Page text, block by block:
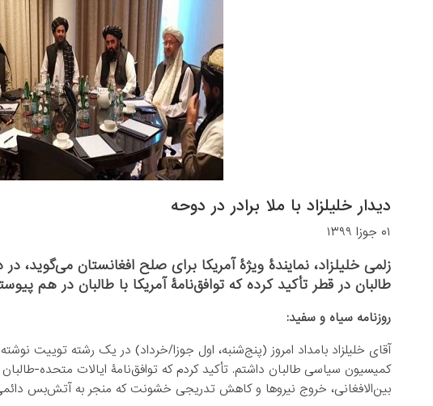
دیدار خلیلزاد با ملا برادر در دوحه
۰۱ جوزا ۱۳۹۹
زلمی خلیلزاد، نمایندۀ ویژۀ آمریکا برای صلح افغانستان می‌گوید،
طالبان در قطر تأکید کرده که توافق‌نامۀ آمریکا با طالبان در هم
روزنامه سیاه و سفید:
آقای خلیلزاد بامداد امروز (پنج‌شنبه، اول جوزا/خرداد) در یک رشته توییت
کمیسیون سیاسی طالبان داشتم. تأکید کردم که توافق‌نامۀ ایالات متحده-
بین‌الافغانی، خروج نیروها و کاهش تدریجی خشونت که منجر به آتش‌بس